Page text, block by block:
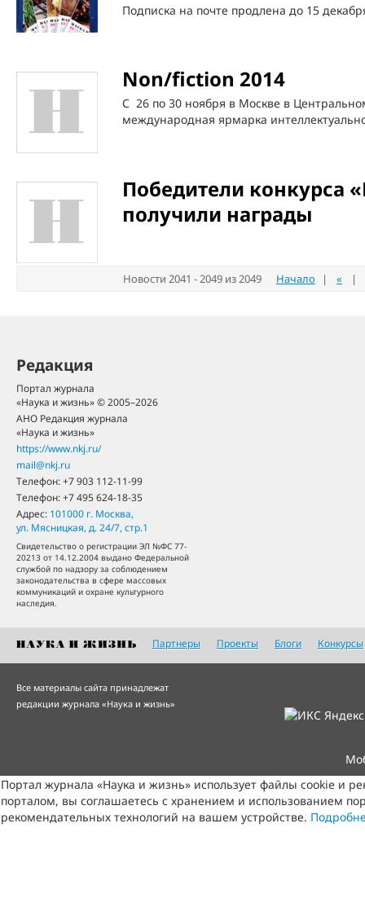
Подписка на почте продлена до 15
Non/fiction 2014
С 26 по 30 ноября в Москве в
международная ярмарка
Победители конкурса
получили награды
Новости 2041 - 2049 из 2049 Начало | « |
Редакция
Портал журнала
«Наука и жизнь» © 2005–2026
АНО Редакция журнала
«Наука и жизнь»
https://www.nkj.ru/
mail@nkj.ru
Телефон:+7 903 112-11-99
Телефон:+7 495 624-18-35
Адрес: 101000 г. Москва,
ул. Мясницкая, д. 24/7, стр.1
Свидетельство о регистрации ЭЛ №ФС 77-
20213 от 14.12.2004 выдано Федеральной
службой по надзору за соблюдением
законодательства в сфере массовых
коммуникаций и охране культурного
наследия.
Партнеры Проекты Блоги Конкурсы
Все материалы сайта принадлежат
редакции журнала «Наука и жизнь»
Портал журнала «Наука и жизнь» использует файлы cookie и
порталом, вы соглашаетесь с хранением и использованием
рекомендательных технологий на вашем устройстве.